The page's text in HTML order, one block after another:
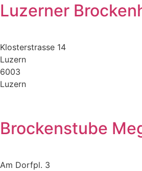
Luzerner
Klosterstrasse 14
Luzern
6003
Luzern
Brockenstube
Am Dorfpl. 3